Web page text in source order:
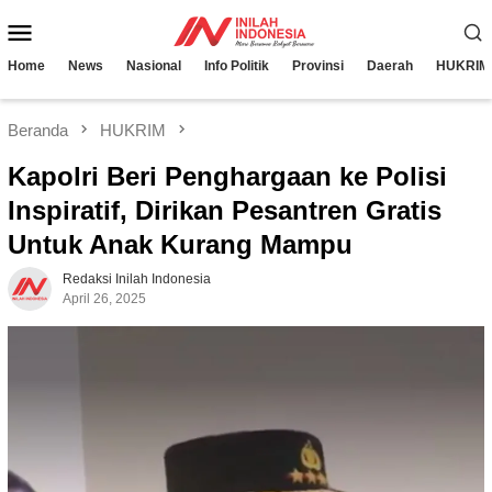
ke
Mobile
Home News Nasional Info Politik Provinsi Daerah HUKRIM
Beranda HUKRIM
Kapolri Beri Penghargaan ke Polisi
Inspiratif, Dirikan Pesantren Gratis
Untuk Anak Kurang Mampu
Redaksi Inilah Indonesia
April 26, 2025